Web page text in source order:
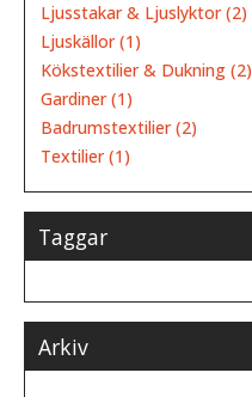
Ljusstakar & Ljuslyktor (2)
Ljuskällor (1)
Kökstextilier & Dukning (2)
Gardiner (1)
Badrumstextilier (2)
Textilier (1)
Taggar
Arkiv